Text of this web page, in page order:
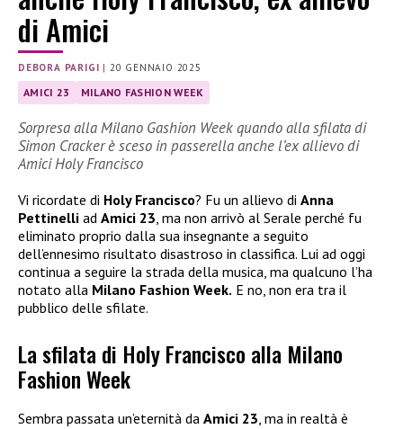
di Amici
DEBORA PARIGI | 20 GENNAIO 2025
AMICI 23 MILANO FASHION WEEK
Sorpresa alla Milano Gashion Week quando alla sfilata di
Simon Cracker è sceso in passerella anche l’ex allievo di
Amici Holy Francisco
Vi ricordate di Holy Francisco? Fu un allievo di Anna
Pettinelli ad Amici 23, ma non arrivò al Serale perché fu
eliminato proprio dalla sua insegnante a seguito
dell’ennesimo risultato disastroso in classifica. Lui ad oggi
continua a seguire la strada della musica, ma qualcuno l’ha
notato alla Milano Fashion Week. E no, non era tra il
pubblico delle sfilate.
La sfilata di Holy Francisco alla Milano
Fashion Week
Sembra passata un’eternità da Amici 23 , ma in realtà è